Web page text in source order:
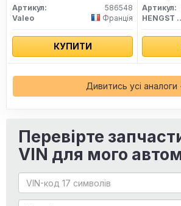
Артикул:
586548
Valeo
Франція
КУПИТИ
Артикул:
Дивитись усі аналоги
Перевірте
VIN для мого